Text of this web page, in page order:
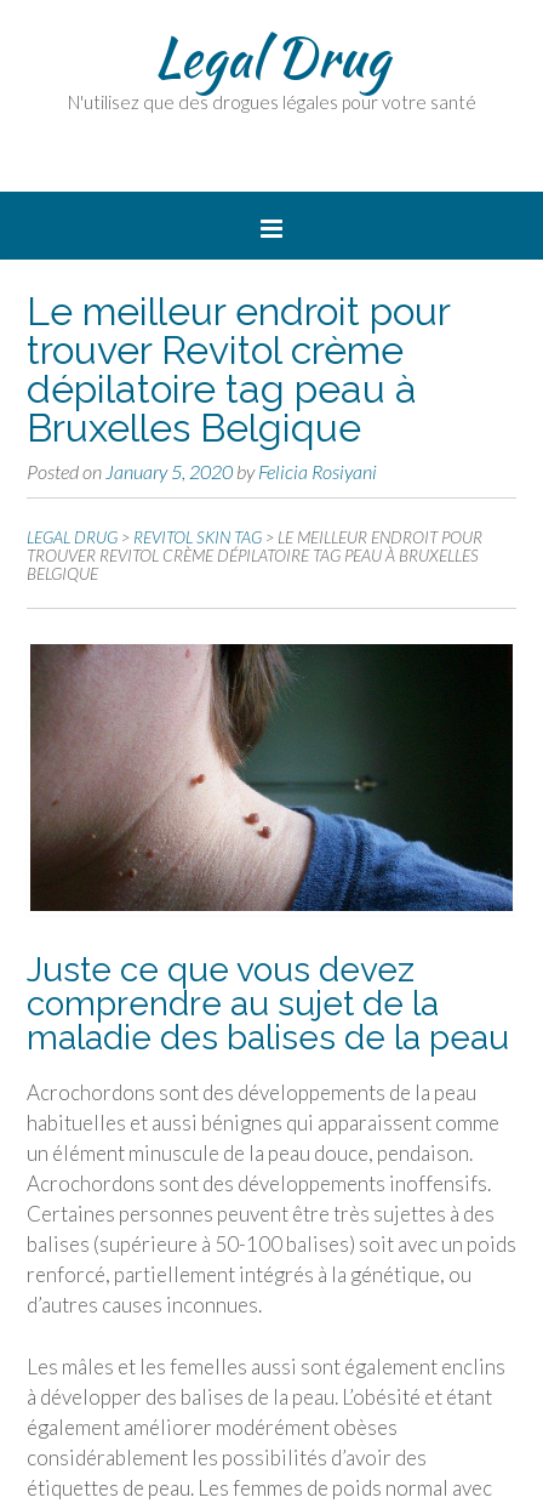
Legal Drug
N'utilisez que des drogues légales pour votre santé
Le meilleur endroit pour
trouver Revitol crème
dépilatoire tag peau à
Bruxelles Belgique
Posted on January 5, 2020 byFelicia Rosiyani
LEGAL DRUG > REVITOL SKIN TAG > LE MEILLEUR ENDROIT POUR
TROUVER REVITOL CRÈME DÉPILATOIRE TAG PEAU À BRUXELLES
BELGIQUE
Juste ce que vous devez
comprendre au sujet de la
maladie des balises de la peau
Acrochordons sont des développements de la peau
habituelles et aussi bénignes qui apparaissent comme
un élément minuscule de la peau douce, pendaison.
Acrochordons sont des développements inoffensifs.
Certaines personnes peuvent être très sujettes à des
balises (supérieure à 50-100 balises) soit avec un poids
renforcé, partiellement intégrés à la génétique, ou
d’autres causes inconnues.
Les mâles et les femelles aussi sont également enclins
à développer des balises de la peau. L’obésité et étant
également améliorer modérément obèses
considérablement les possibilités d’avoir des
étiquettes de peau. Les femmes de poids normal avec